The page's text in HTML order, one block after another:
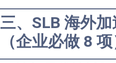
三、SLB 海外
（企业必做 8 项